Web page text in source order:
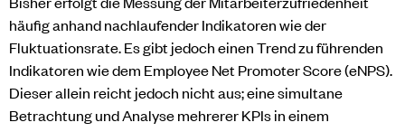
häufig anhand nachlaufender Indikatoren wie der
Fluktuationsrate. Es gibt jedoch einen Trend zu führenden
Indikatoren wie dem Employee Net Promoter Score (eNPS).
Dieser allein reicht jedoch nicht aus; eine simultane
Betrachtung und Analyse mehrerer KPIs in einem